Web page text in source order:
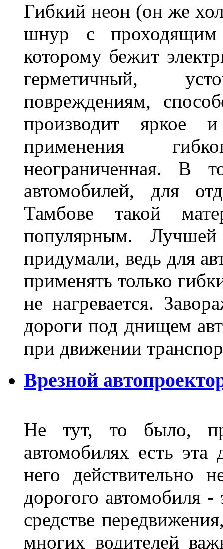
Гибкий неон (он же
шнур с
которому бежит
герметичный,
повреждениям,
производит яркое
применения
неограниченная.
автомобилей, для
Тамбове такой
популярным.
придумали, ведь для
применять только
не нагревается.
дороги под днищем
при движении
Врезной
Не тут, то было,
автомобилях есть
него действительно
дорогого автомобиля
средстве
многих водителей